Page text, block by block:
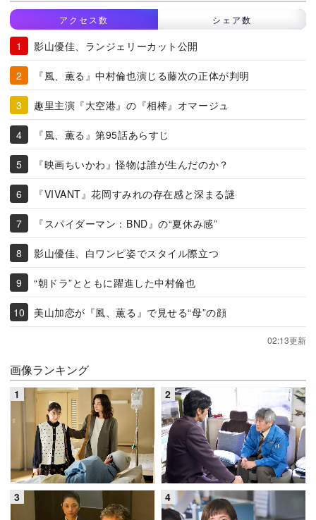
アクセス数 シェア数
影山優佳、ランジェリーカット公開
『風、薫る』中村倫也演じる藤次の正体が判明
趣里主演『大空港』の『相棒』オマージュ
『風、薫る』第95話あらすじ
『映画ちいかわ』怪物は誰が生んだのか？
『VIVANT』花岡すみれの存在感と深まる謎
『スパイダーマン：BND』の“夏休み感”
影山優佳、白ワンピ姿でスタイル際立つ
“朝ドラ”とともに躍進した中村倫也
美山加恋が『風、薫る』で見せる“母”の顔
02:13更新
画像ランキング